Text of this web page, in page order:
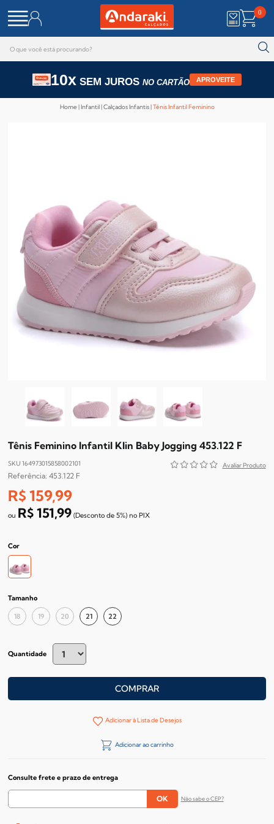
0
10x SEM JUROS NO CARTÃO APROVEITE
Home Infantil Calçados Infantis Tênis Infantil Feminino
Tênis Feminino Infantil Klin Baby Jogging 453.122 F
SKU 164973015858002101
453.122 F
R$ 159,99
R$ 151,99 (Desconto de 5%) no PIX
Cor
Tamanho
18 19 20 21 22
Quantidade
COMPRAR
Adicionar à Lista de Desejos
Adicionar ao carrinho
Consulte frete e prazo de entrega
Não sabe o CEP?